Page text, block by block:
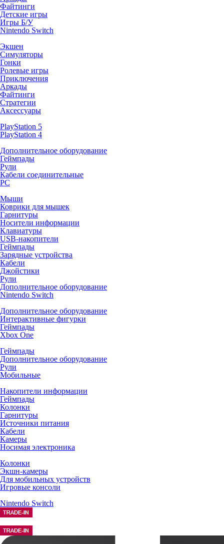
Файтинги
Детские игры
Игры Б/У
Nintendo Switch
Экшен
Симуляторы
Гонки
Ролевые игры
Приключения
Аркады
Файтинги
Стратегии
Аксессуары
PlayStation 5
PlayStation 4
Дополнительное оборудование
Геймпады
Рули
Кабели соединительные
PC
Мыши
Коврики для мышек
Гарнитуры
Носители информации
Клавиатуры
USB-накопители
Геймпады
Зарядные устройства
Кабели
Джойстики
Рули
Дополнительное оборудование
Nintendo Switch
Дополнительное оборудование
Интерактивные фигурки
Геймпады
Xbox One
Геймпады
Дополнительное оборудование
Рули
Мобильные
Накопители информации
Геймпады
Колонки
Гарнитуры
Источники питания
Кабели
Камеры
Носимая электроника
Колонки
Экшн-камеры
Для мобильных устройств
Игровые консоли
Nintendo Switch